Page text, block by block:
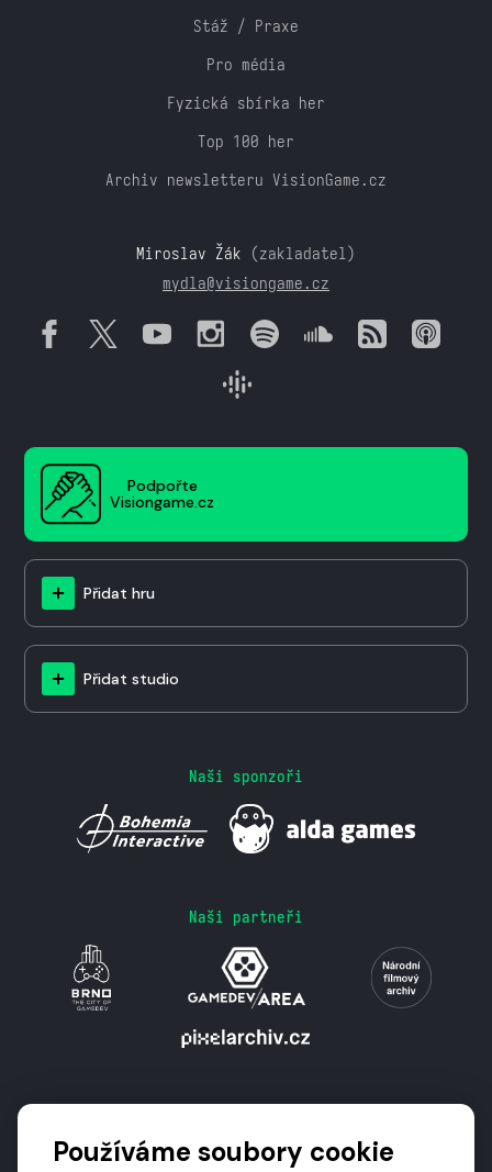
Stáž / Praxe
Pro média
Fyzická sbírka her
Top 100 her
Archiv newsletteru VisionGame.cz
Miroslav Žák (zakladatel)
mydla@visiongame.cz
Podpořte
Visiongame.cz
Přidat hru
Přidat studio
Naši sponzoři
Naši partneři
Používáme soubory cookie